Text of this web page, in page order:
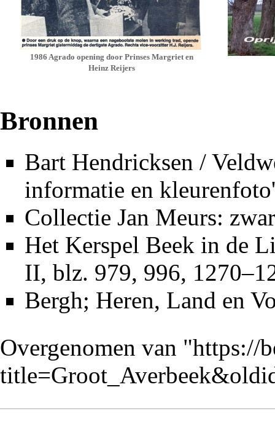
1986 Agrado opening door Prinses Margriet en
Heinz Reijers
Bronnen
Bart Hendricksen /
informatie en
Collectie Jan Meurs:
Het Kerspel Beek in de
II, blz. 979, 996,
Bergh; Heren, Land en
Overgenomen van "https://